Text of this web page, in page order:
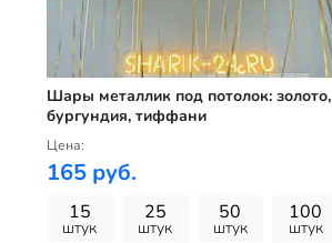
Шары металлик под потолок: золото,
бургундия, тиффани
Цена:
165 руб.
15
штук
25
штук
50
штук
100
штук